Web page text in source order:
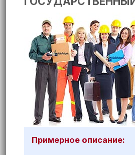
Примерное описание: